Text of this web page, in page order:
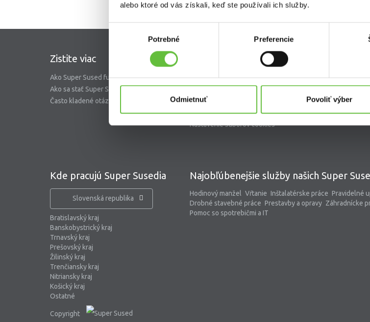
alebo ktoré od vás získali, keď ste používali ich služby.
Výber
Potrebné Preferencie
Odmietnuť Povoliť výber
Zistite viac
Ako Super Sused funguje?
Ako sa stať Super Susedom?
Často kladené otázky
O nás
Riešenie problémov a reklamácií
Blog
Nastavenie súborov cookies
Kde pracujú Super Susedia
Slovenská republika
Bratislavský kraj
Banskobystrický kraj
Trnavský kraj
Prešovský kraj
Žilinský kraj
Trenčiansky kraj
Nitriansky kraj
Košický kraj
Ostatné
Najobľúbenejšie služby našich Super
Hodinový manžel Vŕtanie Inštalatérske práce Pravidelné
Drobné stavebné práce Prestavby a opravy Záhradnícke
Pomoc so spotrebičmi a IT
Copyright